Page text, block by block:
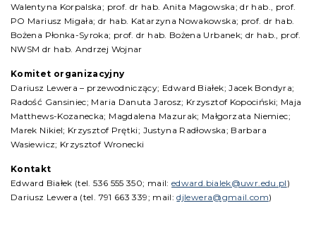
Walentyna Korpalska; prof. dr hab. Anita Magowska; dr hab., prof.
PO Mariusz Migała; dr hab. Katarzyna Nowakowska; prof. dr hab.
Bożena Płonka-Syroka; prof. dr hab. Bożena Urbanek; dr hab., prof.
NWSM dr hab. Andrzej Wojnar
Komitet organizacyjny
Dariusz Lewera – przewodniczący; Edward Białek; Jacek Bondyra;
Radość Gansiniec; Maria Danuta Jarosz; Krzysztof Kopociński; Maja
Matthews-Kozanecka; Magdalena Mazurak; Małgorzata Niemiec;
Marek Nikiel; Krzysztof Prętki; Justyna Radłowska; Barbara
Wasiewicz; Krzysztof Wronecki
Kontakt
Edward Białek (tel. 536 555 350; mail:edward.bialek@uwr.edu.pl )
Dariusz Lewera (tel. 791 663 339; mail:djlewera@gmail.com)